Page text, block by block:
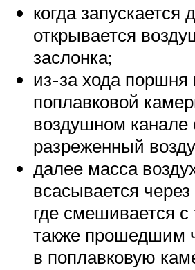
когда запускается
открывается
заслонка;
из-за хода поршня
поплавковой
воздушном канале
разреженный
далее масса
всасывается
где смешивается
также прошедшим
в поплавковую